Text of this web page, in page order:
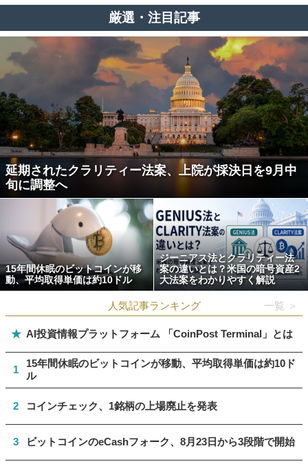
厳選・注目記事
延期されたクラリティー法案、上院が採決日を9月中
旬に調整へ
15年間休眠のビットコインが移
動、平均取得単価は約10ドル
ジーニアス法とクラリティー法
案の違いとは？米国の暗号資産2
大法案をわかりやすく解説
人気記事ランキング 一覧 ＞
★ AI投資情報プラットフォーム 「CoinPost Terminal」とは
1
15年間休眠のビットコインが移動、平均取得単価は約10ド
ル
2 コインチェック、1銘柄の上場廃止を発表
3 ビットコインのeCashフォーク、8月23日から3段階で開始